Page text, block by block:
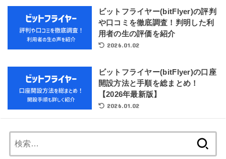
ビットフライヤー(bitFlyer)の評判
や口コミを徹底調査！判明した利
用者の生の評価を紹介
2026.01.02
ビットフライヤー(bitFlyer)の口座
開設方法と手順を総まとめ！
【2026年最新版】
2026.01.02
索: